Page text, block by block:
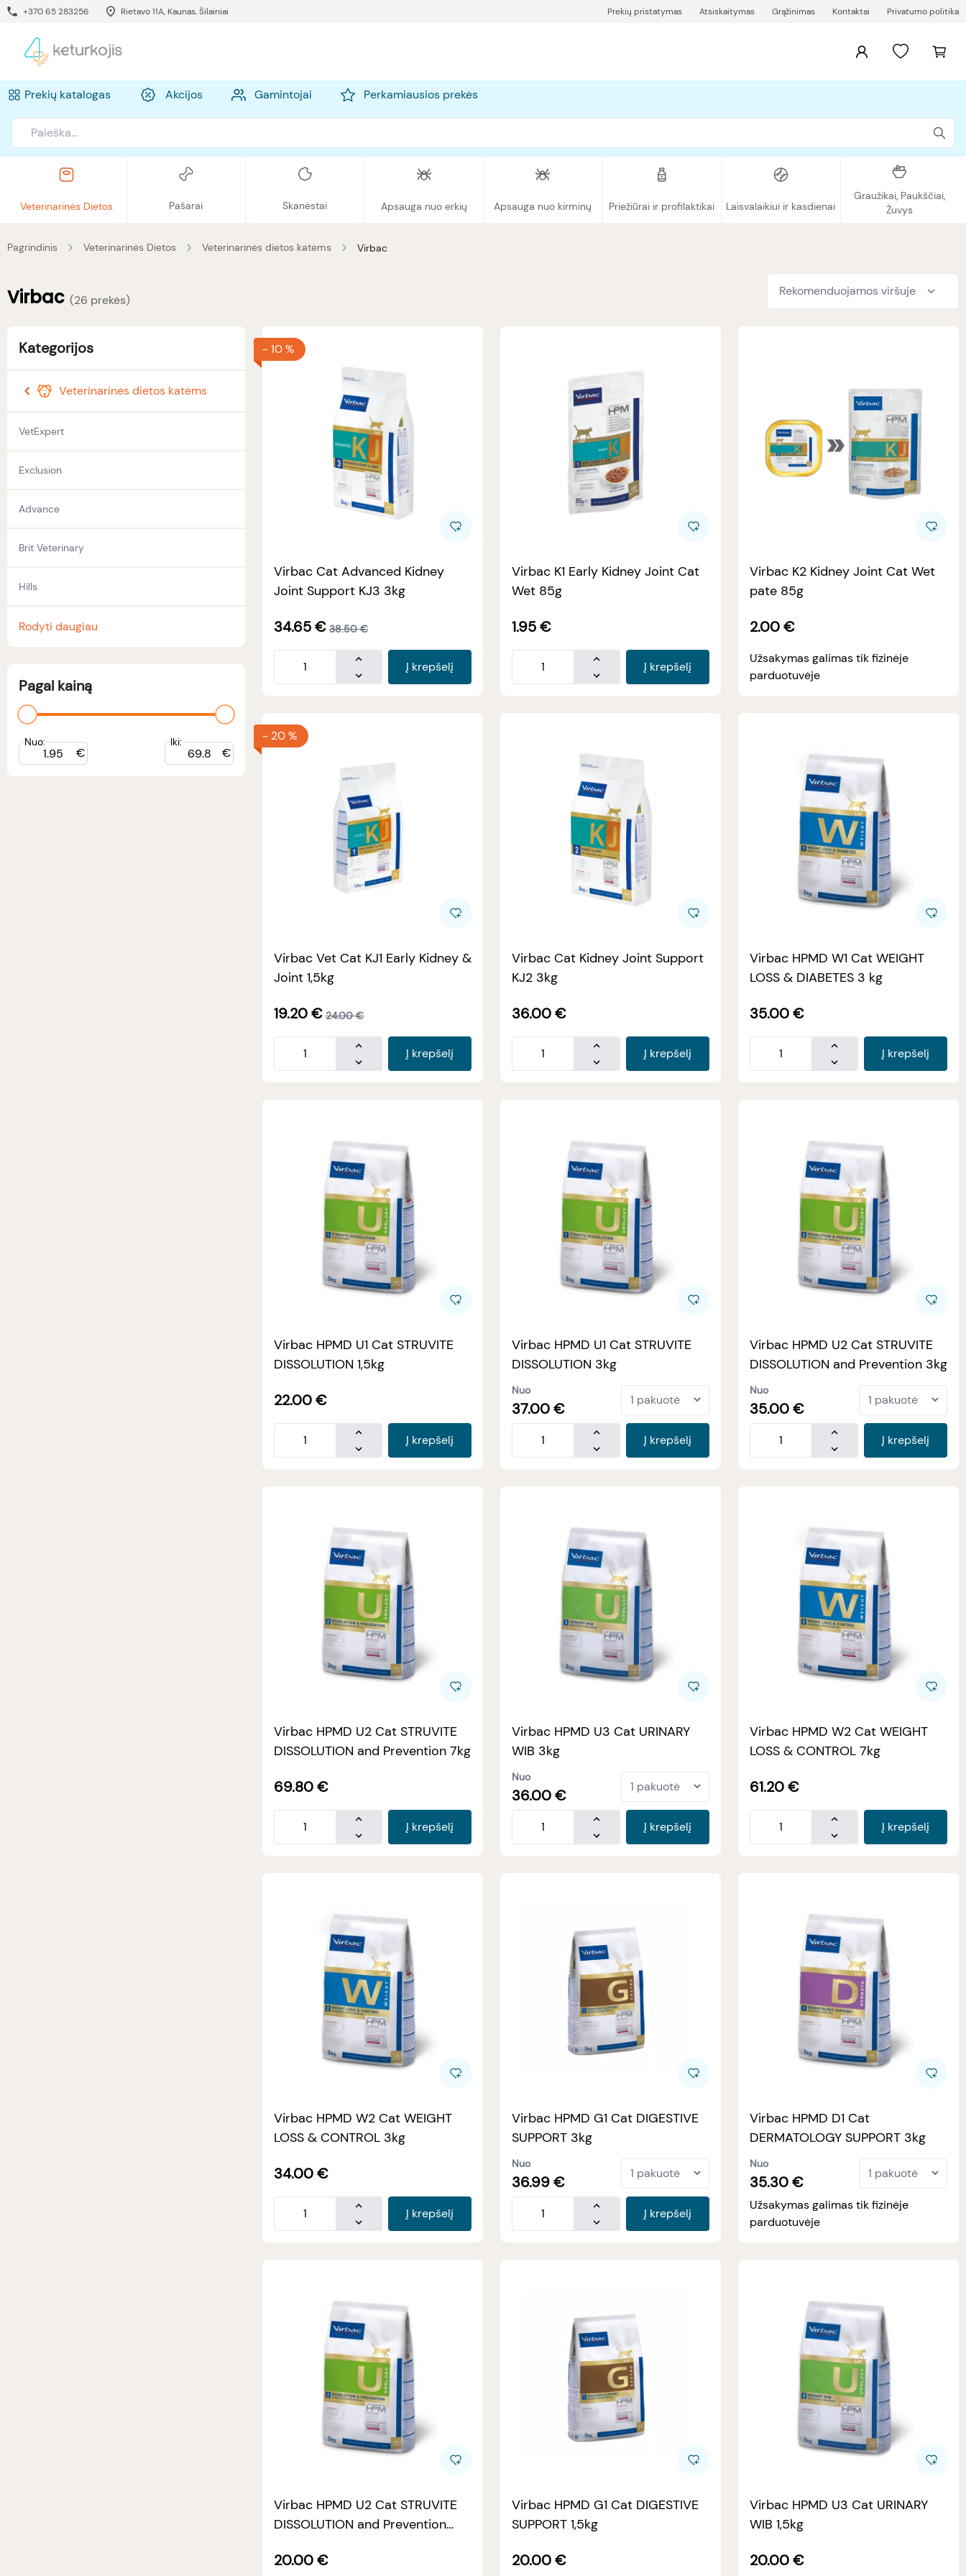
+370 65 283256 Rietavo 11A, Kaunas, Šilainiai Prekių pristatymas Atsiskaitymas Grąžinimas Kontaktai Privatumo politika
Prekių katalogas Akcijos Gamintojai Perkamiausios prekės
Veterinarinės Dietos Pašarai Skanėstai Apsauga nuo erkių Apsauga nuo kirminų Priežiūrai ir profilaktikai Laisvalaikiui ir kasdienai
Graužikai, Paukščiai,
Žuvys
Pagrindinis Veterinarinės Dietos Veterinarinės dietos katėms Virbac
Virbac (26 prekės)
Rekomenduojamos viršuje
Kategorijos
Veterinarinės dietos katėms
VetExpert
Exclusion
Advance
Brit Veterinary
Hills
Rodyti daugiau
Pagal kainą
Nuo:
€
Iki:
€
-10 %
Virbac Cat Advanced Kidney
Joint Support KJ3 3kg
34.65€ 38.50 €
Į krepšelį
Virbac K1 Early Kidney Joint Cat
Wet 85g
1.95€
Į krepšelį
Virbac K2 Kidney Joint Cat Wet
pate 85g
2.00€
Užsakymas galimas tik fizinėje
parduotuvėje
- 20 %
Virbac Vet Cat KJ1 Early Kidney &
Joint 1,5kg
19.20€ 24.00 €
Į krepšelį
Virbac Cat Kidney Joint Support
KJ2 3kg
36.00€
Į krepšelį
Virbac HPMD W1 Cat WEIGHT
LOSS & DIABETES 3 kg
35.00€
Į krepšelį
Virbac HPMD U1 Cat STRUVITE
DISSOLUTION 1,5kg
22.00€
Į krepšelį
Virbac HPMD U1 Cat STRUVITE
DISSOLUTION 3kg
Nuo
37.00€
Į krepšelį
Virbac HPMD U2 Cat STRUVITE
DISSOLUTION and Prevention 3kg
Nuo
35.00€
Į krepšelį
Virbac HPMD U2 Cat STRUVITE
DISSOLUTION and Prevention 7kg
69.80€
Į krepšelį
Virbac HPMD U3 Cat URINARY
WIB 3kg
Nuo
36.00€
Į krepšelį
Virbac HPMD W2 Cat WEIGHT
LOSS & CONTROL 7kg
61.20€
Į krepšelį
Virbac HPMD W2 Cat WEIGHT
LOSS & CONTROL 3kg
34.00€
Į krepšelį
Virbac HPMD G1 Cat DIGESTIVE
SUPPORT 3kg
Nuo
36.99€
Į krepšelį
Virbac HPMD D1 Cat
DERMATOLOGY SUPPORT 3kg
Nuo
35.30€
Užsakymas galimas tik fizinėje
parduotuvėje
Virbac HPMD U2 Cat STRUVITE
DISSOLUTION and Prevention
20.00€
Virbac HPMD G1 Cat DIGESTIVE
SUPPORT 1,5kg
20.00€
Virbac HPMD U3 Cat URINARY
WIB 1,5kg
20.00€